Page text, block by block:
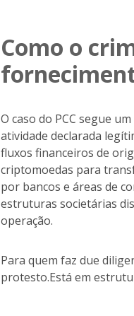
Como o
O caso do PCC segue
atividade declarada
fluxos financeiros de
criptomoedas para
por bancos e áreas de
estruturas societárias
operação.
Para quem faz due
protesto.Está em